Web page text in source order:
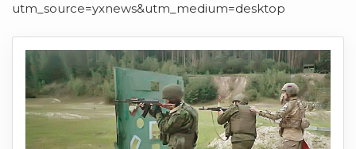
utm_source=yxnews&utm_medium=desktop